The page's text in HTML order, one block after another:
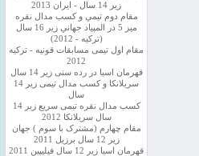
زیر 14 سال - ایران 2013
مقام دوم تيمي و كسب مدال نقره
ميز 5 در المپياد جهاني زير 16 سال
(تركيه - 2012)
مقام اول تیمی مسابقات قونیه - ترکیه
2012
قهرمان اسیا در رده سنی زیر 14 سال
سريلانكا و کسب مدال تیمی زیر 14
سال
کسب مدال نقره تیمی سریع زیر 14
سال سریلانکا 2012
مقام چهارم (مشترک با سوم ) جهان
زیر 12 سال برزیل 2011
قهرمان اسيا زير 12 سال فیلیپین 2011